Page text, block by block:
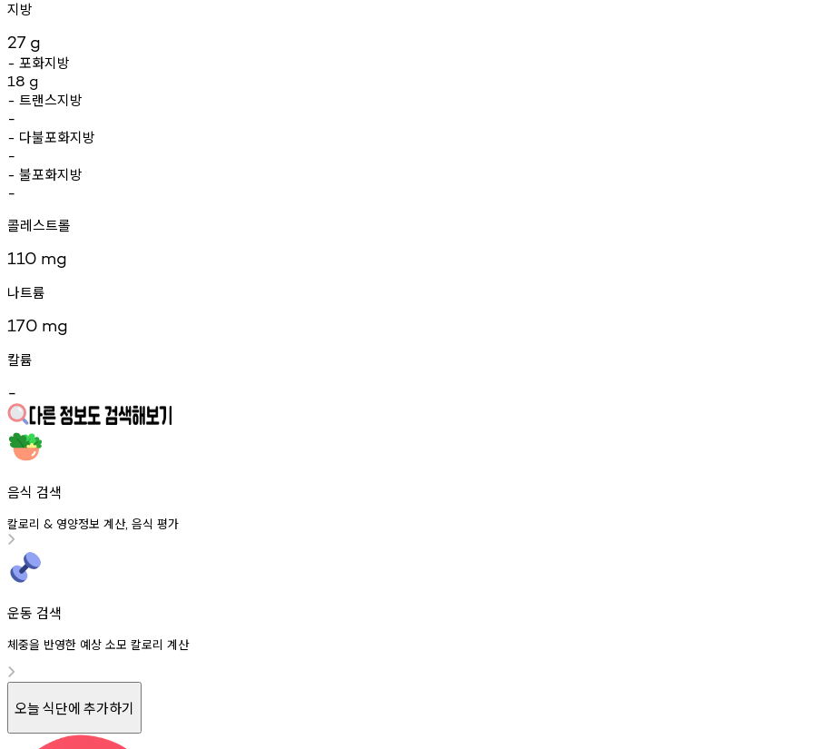
지방
27 g
- 포화지방
18 g
- 트랜스지방
-
- 다불포화지방
-
- 불포화지방
-
콜레스트롤
110 mg
나트륨
170 mg
칼륨
-
음식 검색
칼로리 & 영양정보 계산, 음식 평가
운동 검색
체중을 반영한 예상 소모 칼로리 계산
오늘 식단에 추가하기